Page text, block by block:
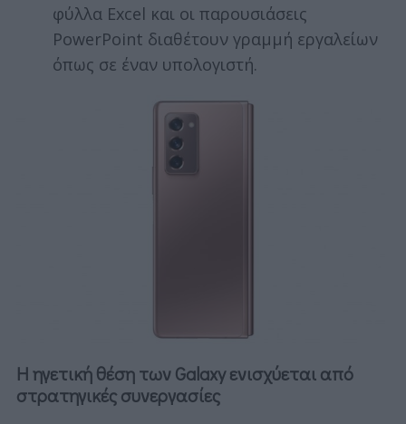
φύλλα Excel και οι παρουσιάσεις
PowerPoint διαθέτουν γραμμή εργαλείων
όπως σε έναν υπολογιστή.
Η ηγετική θέση των Galaxy ενισχύεται από
στρατηγικές συνεργασίες